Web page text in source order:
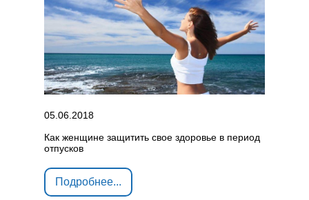
05.06.2018
Как женщине защитить свое здоровье в период
отпусков
Подробнее...